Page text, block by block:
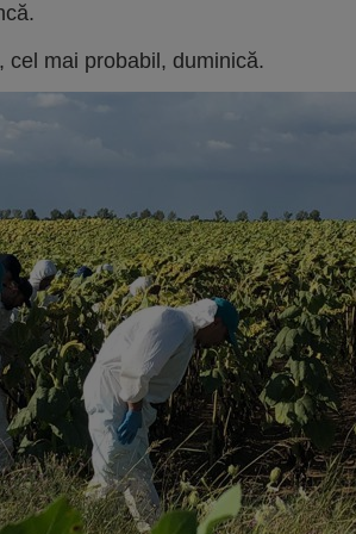
cel mai probabil, duminică.